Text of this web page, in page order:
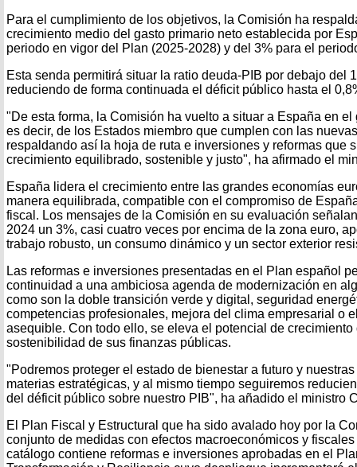
Para el cumplimiento de los objetivos, la Comisión ha
crecimiento medio del gasto primario neto establecida por
periodo en vigor del Plan (2025-2028) y del 3% para el
Esta senda permitirá situar la ratio deuda-PIB por debajo del
reduciendo de forma continuada el déficit público hasta el
"De esta forma, la Comisión ha vuelto a situar a España en
es decir, de los Estados miembro que cumplen con las
respaldando así la hoja de ruta e inversiones y reformas que
crecimiento equilibrado, sostenible y justo", ha afirmado el
España lidera el crecimiento entre las grandes economías
manera equilibrada, compatible con el compromiso de
fiscal. Los mensajes de la Comisión en su evaluación
2024 un 3%, casi cuatro veces por encima de la zona euro,
trabajo robusto, un consumo dinámico y un sector exterior
Las reformas e inversiones presentadas en el Plan español
continuidad a una ambiciosa agenda de modernización en
como son la doble transición verde y digital, seguridad
competencias profesionales, mejora del clima empresarial o
asequible. Con todo ello, se eleva el potencial de
sostenibilidad de sus finanzas públicas.
"Podremos proteger el estado de bienestar a futuro y
materias estratégicas, y al mismo tiempo seguiremos
del déficit público sobre nuestro PIB", ha añadido el ministro
El Plan Fiscal y Estructural que ha sido avalado hoy por la
conjunto de medidas con efectos macroeconómicos y
catálogo contiene reformas e inversiones aprobadas en el